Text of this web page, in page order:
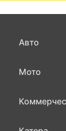
Авто
Мото